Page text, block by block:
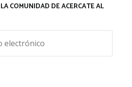
COMUNIDAD DE ACERCATE AL